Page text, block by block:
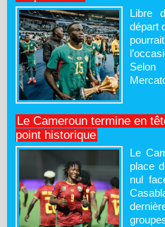
Libre
départ
Le Cameroun termine en
point historique
Le
place
nul